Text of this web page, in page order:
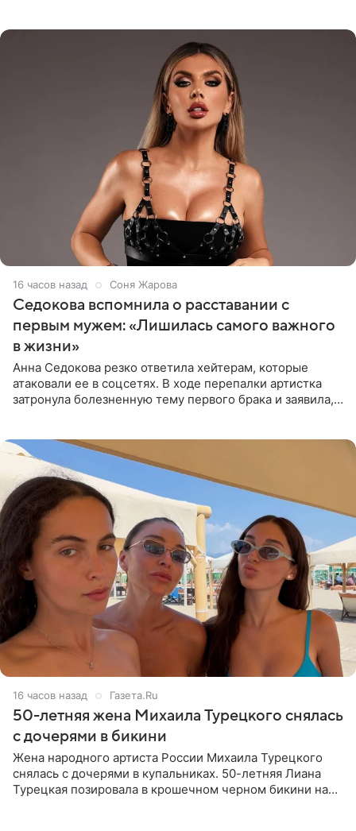
16 часов назад Соня Жарова
Седокова вспомнила о расставании с
первым мужем: «Лишилась самого важного
в жизни»
Анна Седокова резко ответила хейтерам, которые
атаковали ее в соцсетях. В ходе перепалки артистка
затронула болезненную тему первого брака и заявила,
16 часов назад Газета.Ru
50-летняя жена Михаила Турецкого снялась
с дочерями в бикини
Жена народного артиста России Михаила Турецкого
снялась с дочерями в купальниках. 50-летняя Лиана
Турецкая позировала в крошечном черном бикини на